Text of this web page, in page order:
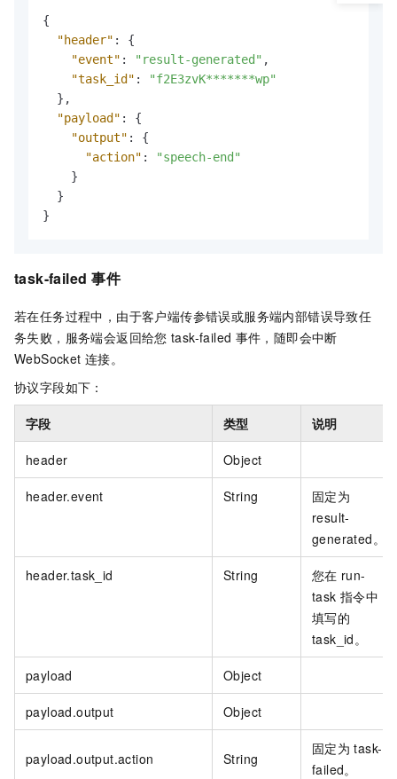
{
"header" :
{
"event" : "result-generated" ,
"task_id" :
"f2E3zvK*******wp"
} ,
"payload" :
{
"output" :
{
"action" :
"speech-end"
}
}
}
task-failed 事件
若在任务过程中，由于客户端传参错误或服务端内部错误导致任
务失败，服务端会返回给您 task-failed 事件，随即会中断
WebSocket 连接。
协议字段如下：
字段 类型 说明
header Object
header.event String
固定为
result-
generated。
header.task_id String 您在 run-
task 指令中
填写的
task_id。
payload Object
payload.output Object
payload.output.action String
固定为 task-
failed。